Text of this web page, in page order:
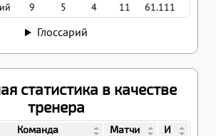
9 5 4 11 61.111
Глоссарий
статистика в качестве
тренера
Команда Матчи И